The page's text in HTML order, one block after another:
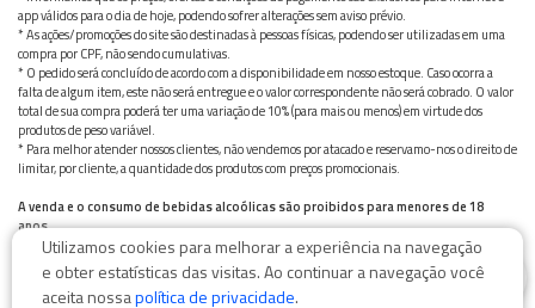
app válidos para o dia de hoje, podendo sofrer alterações sem aviso prévio.
* As ações/promoções do site são destinadas à pessoas físicas, podendo ser utilizadas em uma
compra por CPF, não sendo cumulativas.
* O pedido será concluído de acordo com a disponibilidade em nosso estoque. Caso ocorra a
falta de algum item, este não será entregue e o valor correspondente não será cobrado. O valor
total de sua compra poderá ter uma variação de 10% (para mais ou menos) em virtude dos
produtos de peso variável.
* Para melhor atender nossos clientes, não vendemos por atacado e reservamo-nos o direito de
limitar, por cliente, a quantidade dos produtos com preços promocionais.
A venda e o consumo de bebidas alcoólicas são proibidos para menores de 18
anos.
Bebida alcoólica pode causar dependência química e, em excesso, provoca graves males à saúde.
Beba com moderação
Utilizamos cookies para melhorar a experiência na navegação
e obter estatísticas das visitas. Ao continuar a navegação você
aceita nossapolítica de privacidade.